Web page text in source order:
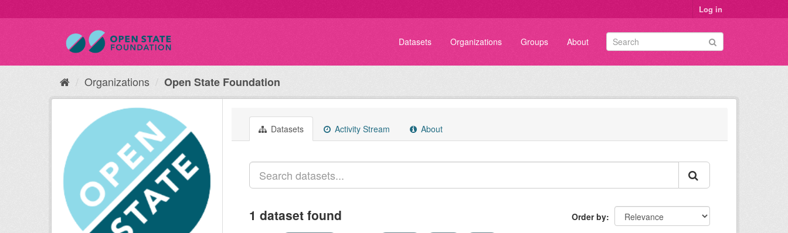
Log in
Datasets Organizations Groups About
Organizations Open State Foundation
Datasets Activity Stream About
Order by
1 dataset found